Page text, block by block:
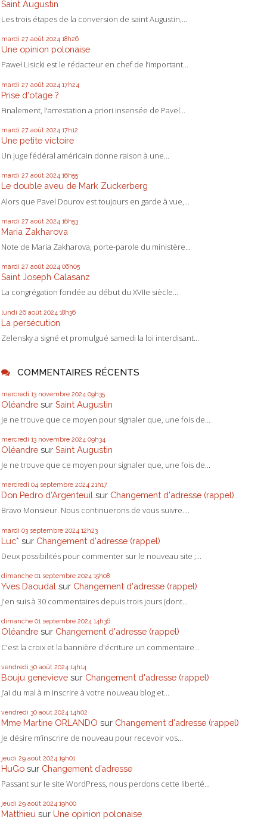
Saint Augustin
Les trois étapes de la conversion de saint Augustin,...
mardi 27 août 2024 18h26
Une opinion polonaise
Paweł Lisicki est le rédacteur en chef de l’important...
mardi 27 août 2024 17h24
Prise d'otage ?
Finalement, l'arrestation a priori insensée de Pavel...
mardi 27 août 2024 17h12
Une petite victoire
Un juge fédéral américain donne raison à une...
mardi 27 août 2024 16h55
Le double aveu de Mark Zuckerberg
Alors que Pavel Dourov est toujours en garde à vue,...
mardi 27 août 2024 16h53
Maria Zakharova
Note de Maria Zakharova, porte-parole du ministère...
mardi 27 août 2024 06h05
Saint Joseph Calasanz
La congrégation fondée au début du XVIIe siècle...
lundi 26 août 2024 18h36
La persécution
Zelensky a signé et promulgué samedi la loi interdisant...
COMMENTAIRES RÉCENTS
mercredi 13 novembre 2024 09h35
Oléandre sur Saint Augustin
Je ne trouve que ce moyen pour signaler que, une fois de...
mercredi 13 novembre 2024 09h34
Oléandre sur Saint Augustin
Je ne trouve que ce moyen pour signaler que, une fois de...
mercredi 04 septembre 2024 21h17
Don Pedro d‘Argenteuil sur Changement d'adresse (rappel)
Bravo Monsieur. Nous continuerons de vous suivre....
mardi 03 septembre 2024 12h23
Luc* sur Changement d'adresse (rappel)
Deux possibilités pour commenter sur le nouveau site ;...
dimanche 01 septembre 2024 15h08
Yves Daoudal sur Changement d'adresse (rappel)
J'en suis à 30 commentaires depuis trois jours (dont...
dimanche 01 septembre 2024 14h36
Oléandre sur Changement d'adresse (rappel)
C'est la croix et la bannière d'écriture un commentaire...
vendredi 30 août 2024 14h14
Bouju genevieve sur Changement d'adresse (rappel)
J’ai du mal à m inscrire à votre nouveau blog et...
vendredi 30 août 2024 14h02
Mme Martine ORLANDO sur Changement d'adresse (rappel)
Je désire m’inscrire de nouveau pour recevoir vos...
jeudi 29 août 2024 19h01
HuGo sur Changement d’adresse
Passant sur le site WordPress, nous perdons cette liberté...
jeudi 29 août 2024 19h00
Matthieu sur Une opinion polonaise